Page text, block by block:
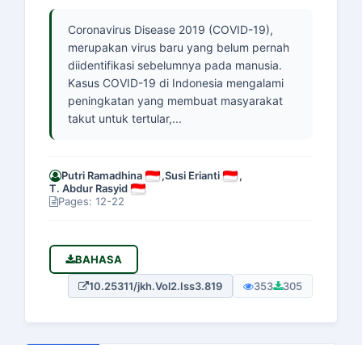
Coronavirus Disease 2019 (COVID-19),
merupakan virus baru yang belum pernah
diidentifikasi sebelumnya pada manusia.
Kasus COVID-19 di Indonesia mengalami
peningkatan yang membuat masyarakat
takut untuk tertular,...
Putri Ramadhina ,Susi Erianti
,
T. Abdur Rasyid
Pages: 12-22
BAHASA
10.25311/jkh.Vol2.Iss3.819 353 305